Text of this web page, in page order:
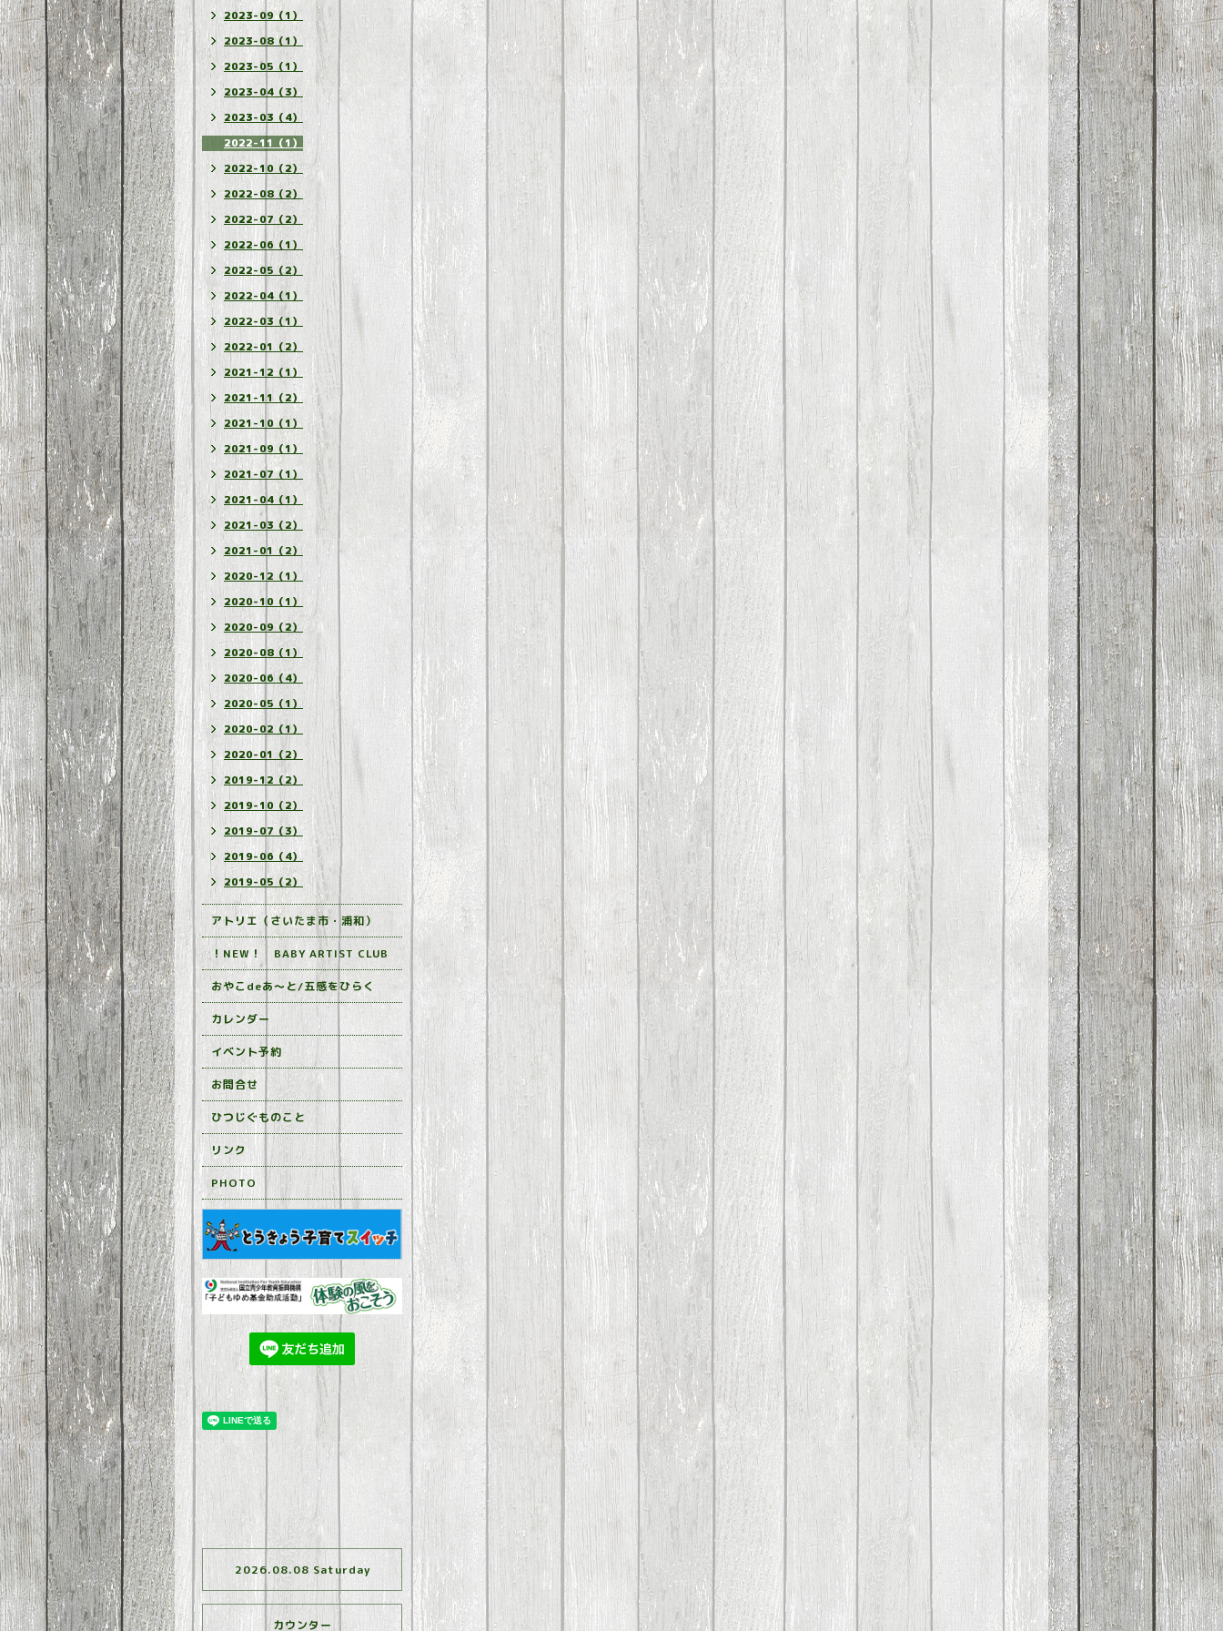
2023-09（1）
2023-08（1）
2023-05（1）
2023-04（3）
2023-03（4）
2022-11（1）
2022-10（2）
2022-08（2）
2022-07（2）
2022-06（1）
2022-05（2）
2022-04（1）
2022-03（1）
2022-01（2）
2021-12（1）
2021-11（2）
2021-10（1）
2021-09（1）
2021-07（1）
2021-04（1）
2021-03（2）
2021-01（2）
2020-12（1）
2020-10（1）
2020-09（2）
2020-08（1）
2020-06（4）
2020-05（1）
2020-02（1）
2020-01（2）
2019-12（2）
2019-10（2）
2019-07（3）
2019-06（4）
2019-05（2）
アトリエ（さいたま市・浦和）
！NEW！ BABY ARTIST CLUB
おやこdeあ～と/五感をひらく
カレンダー
イベント予約
お問合せ
ひつじぐものこと
リンク
PHOTO
2026.08.08 Saturday
カウンター